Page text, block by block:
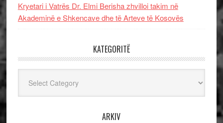
Kryetari i Vatrës Dr. Elmi Berisha zhvilloi takim në
Akademinë e Shkencave dhe të Arteve të Kosovës
KATEGORITË
ARKIV